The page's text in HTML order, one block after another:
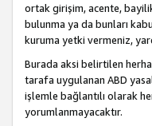
ortak girişim, acente,
bulunma ya da bunları
kuruma yetki vermeniz,
Burada aksi belirtilen
tarafa uygulanan ABD
işlemle bağlantılı olarak
yorumlanmayacaktır.